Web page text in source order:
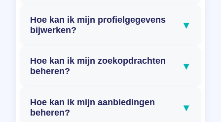
Hoe kan ik mijn profielgegevens
bijwerken?
▾
Hoe kan ik mijn zoekopdrachten
beheren?
▾
Hoe kan ik mijn aanbiedingen
beheren?
▾